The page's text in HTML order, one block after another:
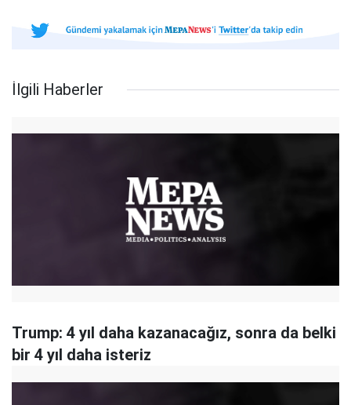
İlgili Haberler
Trump: 4 yıl daha kazanacağız, sonra da belki
bir 4 yıl daha isteriz